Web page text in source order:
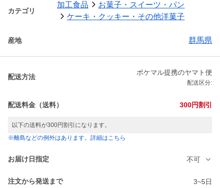
カテゴリ
加工食品
お菓子・スイーツ・パン
ケーキ・クッキー・その他洋菓子
産地 群馬県
配送方法
ポケマル提携のヤマト便
配送区分:
配送料金（送料） 300円割引
以下の送料が300円割引になります。
※離島などの例外はあります。詳細はこちら
お届け日指定 不可
注文から発送まで 3~5日